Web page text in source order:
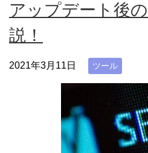
アップデート後
説！
2021年3月11日 ツール